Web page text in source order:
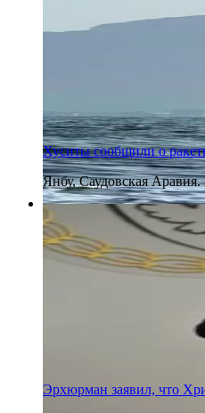
5 августа 2026
Хуситы сообщили о
Янбу, Саудовская
Эрхюрман заявил, что